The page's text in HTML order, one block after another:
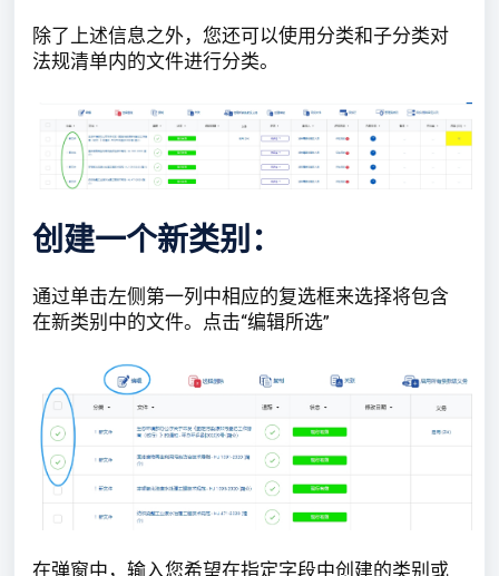
除了上述信息之外，您还可以使用分类和子分类对
法规清单内的文件进行分类。
创建一个新类别：
通过单击左侧第一列中相应的复选框来选择将包含
在新类别中的文件。点击“编辑所选”
在弹窗中，输入您希望在指定字段中创建的类别或